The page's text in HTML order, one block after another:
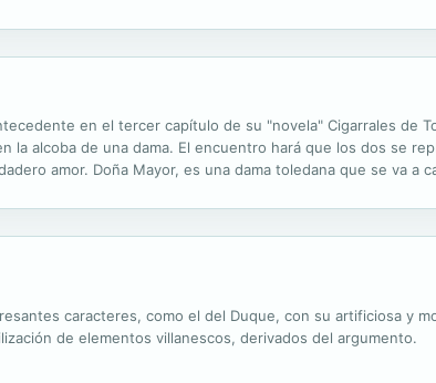
en el tercer capítulo de su "novela" Cigarrales de
la alcoba de una dama. El encuentro hará que los dos se
amor. Doña Mayor, es una dama toledana que se va a
caracteres, como el del Duque, con su artificiosa y
de elementos villanescos, derivados del argumento.